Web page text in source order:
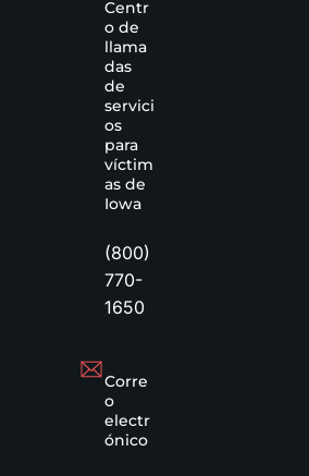
Centr
o de
llama
das
de
servici
os
para
víctim
as de
Iowa
(800)
770-
1650
Corre
o
electr
ónico